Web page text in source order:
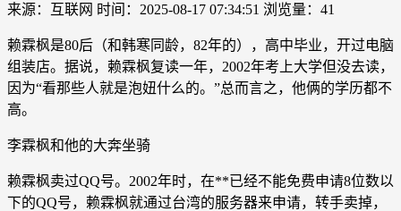
来源：互联网 时间：2025-08-17 07:34:51 浏览量：41
赖霖枫是80后（和韩寒同龄，82年的），高中毕业，开过电脑
组装店。据说，赖霖枫复读一年，2002年考上大学但没去读，
因为“看那些人就是泡妞什么的。”总而言之，他俩的学历都不
高。
李霖枫和他的大奔坐骑
赖霖枫卖过QQ号。2002年时，在**已经不能免费申请8位数以
下的QQ号，赖霖枫就通过台湾的服务器来申请，转手卖掉，